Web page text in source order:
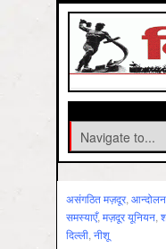
असंगठित मज़दूर, आन्‍दोलन
समस्‍याएँ, मज़दूर यूनियन,
दिल्‍ली, नीशू